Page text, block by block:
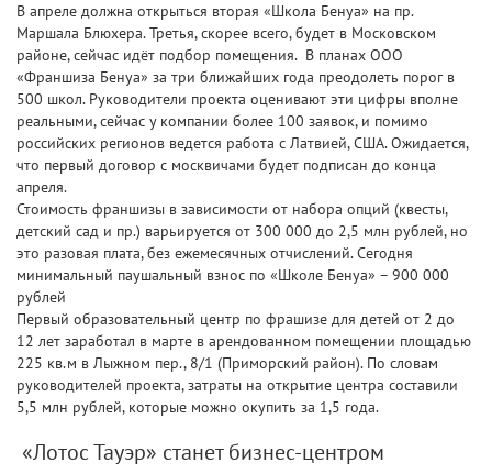
В апреле должна открыться вторая «Школа Бенуа» на пр.
Маршала Блюхера. Третья, скорее всего, будет в Московском
районе, сейчас идёт подбор помещения. В планах ООО
«Франшиза Бенуа» за три ближайших года преодолеть порог в
500 школ. Руководители проекта оценивают эти цифры вполне
реальными, сейчас у компании более 100 заявок, и помимо
российских регионов ведется работа с Латвией, США. Ожидается,
что первый договор с москвичами будет подписан до конца
апреля.
Стоимость франшизы в зависимости от набора опций (квесты,
детский сад и пр.) варьируется от 300 000 до 2,5 млн рублей, но
это разовая плата, без ежемесячных отчислений. Сегодня
минимальный паушальный взнос по «Школе Бенуа» – 900 000
рублей
Первый образовательный центр по фрашизе для детей от 2 до
12 лет заработал в марте в арендованном помещении площадью
225 кв.м в Лыжном пер., 8/1 (Приморский район). По словам
руководителей проекта, затраты на открытие центра составили
5,5 млн рублей, которые можно окупить за 1,5 года.
«Лотос Тауэр» станет бизнес-центром